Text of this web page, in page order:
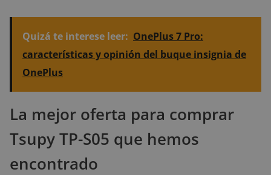
Quizá te interese leer: OnePlus 7 Pro:
características y opinión del buque insignia de
OnePlus
La mejor oferta para comprar
Tsupy TP-S05 que hemos
encontrado